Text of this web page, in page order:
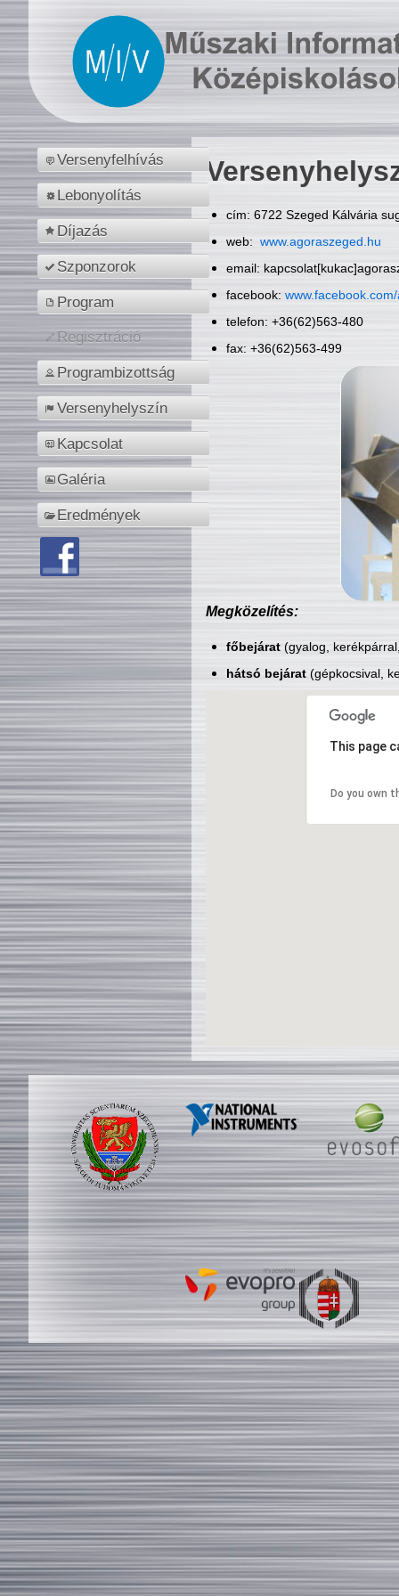
Versenyfelhívás
Lebonyolítás
Díjazás
Szponzorok
Program
Regisztráció
Programbizottság
Versenyhelyszín
Kapcsolat
Galéria
Eredmények
cím: 6722 Szeged Kálvária
web: www.agoraszeged.hu
email:
facebook:
telefon: +36(62)563-480
fax: +36(62)563-499
Megközelítés:
főbejárat(gyalog,
hátsó bejárat(gépkocsival,
This page
Do you own